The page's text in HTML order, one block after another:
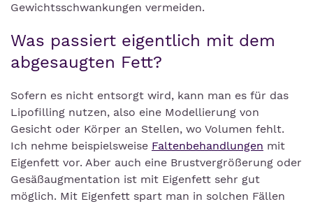
Gewichtsschwankungen vermeiden.
Was passiert eigentlich mit dem
abgesaugten Fett?
Sofern es nicht entsorgt wird, kann man es für das
Lipofilling nutzen, also eine Modellierung von
Gesicht oder Körper an Stellen, wo Volumen fehlt.
Ich nehme beispielsweise Faltenbehandlungen mit
Eigenfett vor. Aber auch eine Brustvergrößerung oder
Gesäßaugmentation ist mit Eigenfett sehr gut
möglich. Mit Eigenfett spart man in solchen Fällen